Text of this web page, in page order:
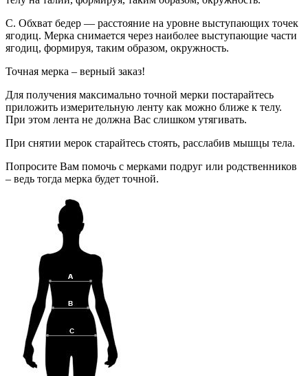
C. Обхват бедер — расстояние на уровне выступающих точек
ягодиц. Мерка снимается через наиболее выступающие части
ягодиц, формируя, таким образом, окружность.
Точная мерка – верный заказ!
Для получения максимально точной мерки постарайтесь
приложить измерительную ленту как можно ближе к телу.
При этом лента не должна Вас слишком утягивать.
При снятии мерок старайтесь стоять, расслабив мышцы тела.
Попросите Вам помочь с мерками подруг или родственников
– ведь тогда мерка будет точной.